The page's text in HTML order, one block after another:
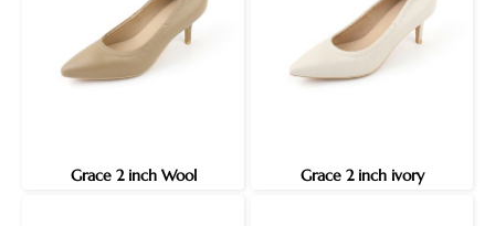
Grace 2 inch Wool Grace 2 inch ivory